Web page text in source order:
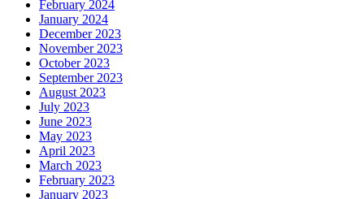
February 2024
January 2024
December 2023
November 2023
October 2023
September 2023
August 2023
July 2023
June 2023
May 2023
April 2023
March 2023
February 2023
January 2023